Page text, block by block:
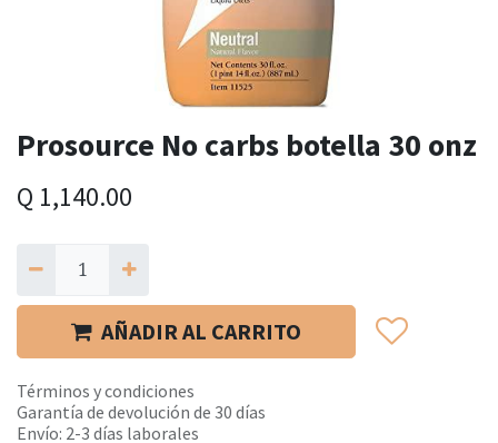
Prosource No carbs botella 30 onz
Q 1,140.00
AÑADIR AL CARRITO
Términos y condiciones
Garantía de devolución de 30 días
Envío: 2-3 días laborales